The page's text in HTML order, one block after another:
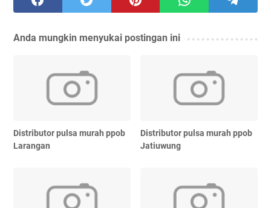
Anda mungkin menyukai postingan ini
Distributor pulsa murah ppob
Larangan
Distributor pulsa murah ppob
Jatiuwung